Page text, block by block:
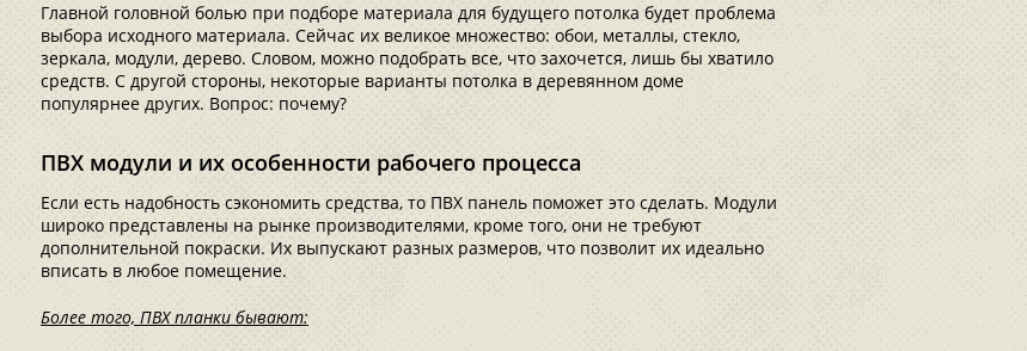
Главной головной болью при подборе материала для будущего потолка будет проблема
выбора исходного материала. Сейчас их великое множество: обои, металлы, стекло,
зеркала, модули, дерево. Словом, можно подобрать все, что захочется, лишь бы хватило
средств. С другой стороны, некоторые варианты потолка в деревянном доме
популярнее других. Вопрос: почему?
ПВХ модули и их особенности рабочего процесса
Если есть надобность сэкономить средства, то ПВХ панель поможет это сделать. Модули
широко представлены на рынке производителями, кроме того, они не требуют
дополнительной покраски. Их выпускают разных размеров, что позволит их идеально
вписать в любое помещение.
Более того, ПВХ планки бывают: